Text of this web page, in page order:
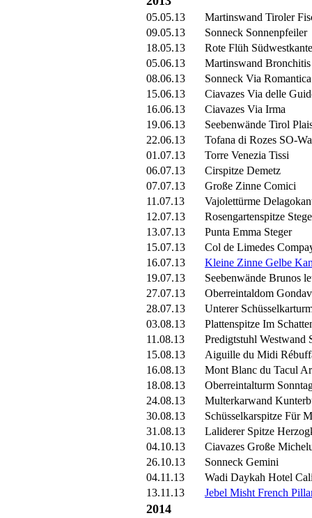
05.05.13
Martinswand Tiroler
09.05.13
Sonneck Sonnenpfeiler
18.05.13
Rote Flüh Südwestkante
05.06.13
Martinswand
08.06.13
Sonneck Via
15.06.13
Ciavazes Via delle
16.06.13
Ciavazes Via Irma
19.06.13
Seebenwände Tirol
22.06.13
Tofana di Rozes SO-
01.07.13
Torre Venezia Tissi
06.07.13
Cirspitze Demetz
07.07.13
Große Zinne Comici
11.07.13
Vajolettürme
12.07.13
Rosengartenspitze
13.07.13
Punta Emma Steger
15.07.13
Col de Limedes
16.07.13
Kleine Zinne Gelbe
19.07.13
Seebenwände Brunos
27.07.13
Oberreintaldom
28.07.13
Unterer
03.08.13
Plattenspitze Im
11.08.13
Predigtstuhl Westwand
15.08.13
Aiguille du Midi
16.08.13
Mont Blanc du Tacul
18.08.13
Oberreintalturm
24.08.13
Multerkarwand
30.08.13
Schüsselkarspitze Für
31.08.13
Laliderer Spitze
04.10.13
Ciavazes Große
26.10.13
Sonneck Gemini
04.11.13
Wadi Daykah Hotel
13.11.13
Jebel Misht French
2014